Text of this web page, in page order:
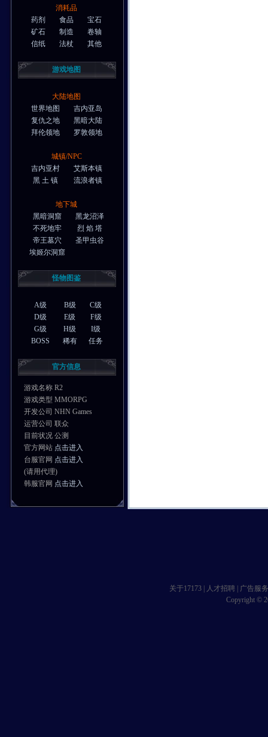
消耗品
药剂
食品
宝石
矿石
制造
卷轴
信纸
法杖 其他
游戏地图
大陆地图
世界地图
吉内亚岛
复仇之地
黑暗大陆
拜伦领地
罗敦领地
城镇/NPC
吉内亚村
艾斯本镇
黑 土 镇
流浪者镇
地下城
黑暗洞窟
黑龙沼泽
不死地牢
烈 焰 塔
帝王墓穴
圣甲虫谷
埃姬尔洞窟
怪物图鉴
A级 B级
C级
D级
E级
F级
G级
H级
I级
BOSS
稀有 任务
官方信息
游戏名称 R2
游戏类型 MMORPG
开发公司 NHN Games
运营公司 联众
目前状况 公测
官方网站 点击进入
台服官网 点击进入
(请用代理)
韩服官网 点击进入
关于17173 人才招聘
广告服务
Copyright ©